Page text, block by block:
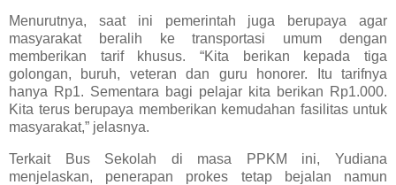
Menurutnya, saat ini pemerintah juga berupaya agar
masyarakat beralih ke transportasi umum dengan
memberikan tarif khusus. “Kita berikan kepada tiga
golongan, buruh, veteran dan guru honorer. Itu tarifnya
hanya Rp1. Sementara bagi pelajar kita berikan Rp1.000.
Kita terus berupaya memberikan kemudahan fasilitas untuk
masyarakat,” jelasnya.
Terkait Bus Sekolah di masa PPKM ini, Yudiana
menjelaskan, penerapan prokes tetap bejalan namun